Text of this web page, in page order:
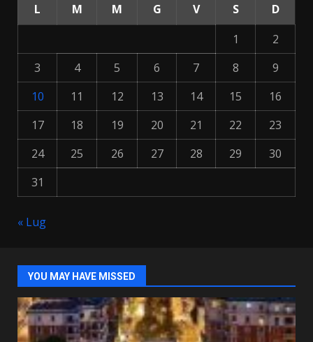
L M M G V S
D
1
2
3
4 5 6 7 8
9
10
11 12 13 14 15
16
17
18 19 20 21 22
23
24
25 26 27 28 29
30
31
« Lug
YOU MAY HAVE MISSED